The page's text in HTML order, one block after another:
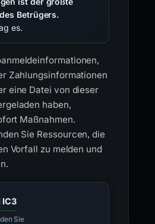
Betrügers.
es.
Zahlungsinformationen
eine Datei von dieser
haben,
Maßnahmen.
Sie Ressourcen, die
Vorfall zu melden und
IC3
Sie